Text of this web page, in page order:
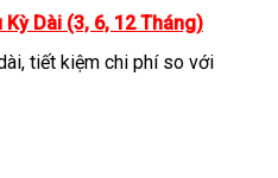
Dài (3, 6, 12 Tháng)
tiết kiệm chi phí so với